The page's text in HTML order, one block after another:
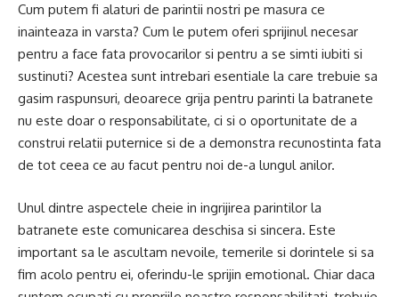
Cum putem fi alaturi de parintii nostri pe masura ce
inainteaza in varsta? Cum le putem oferi sprijinul necesar
pentru a face fata provocarilor si pentru a se simti iubiti si
sustinuti? Acestea sunt intrebari esentiale la care trebuie sa
gasim raspunsuri, deoarece grija pentru parinti la batranete
nu este doar o responsabilitate, ci si o oportunitate de a
construi relatii puternice si de a demonstra recunostinta fata
de tot ceea ce au facut pentru noi de-a lungul anilor.
Unul dintre aspectele cheie in ingrijirea parintilor la
batranete este comunicarea deschisa si sincera. Este
important sa le ascultam nevoile, temerile si dorintele si sa
fim acolo pentru ei, oferindu-le sprijin emotional. Chiar daca